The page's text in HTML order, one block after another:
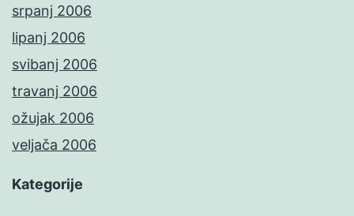
srpanj 2006
lipanj 2006
svibanj 2006
travanj 2006
ožujak 2006
veljača 2006
Kategorije